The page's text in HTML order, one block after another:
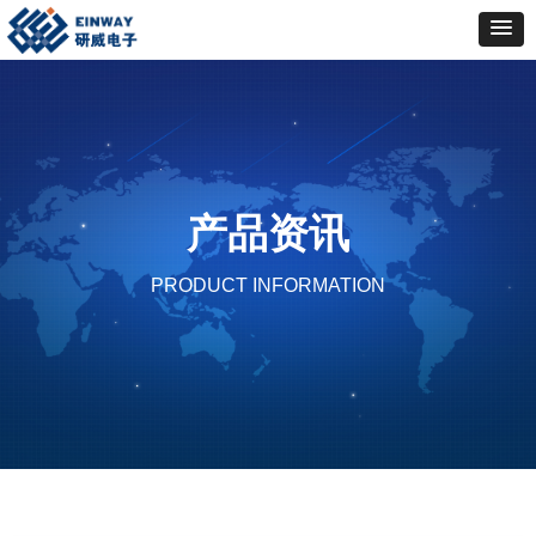
产品资讯
PRODUCT INFORMATION